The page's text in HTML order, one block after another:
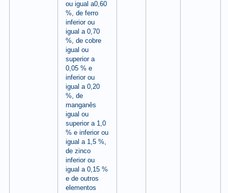
ou igual a0,60
%, de ferro
inferior ou
igual a 0,70
%, de cobre
igual ou
superior a
0,05 % e
inferior ou
igual a 0,20
%, de
manganês
igual ou
superior a 1,0
% e inferior ou
igual a 1,5 %,
de zinco
inferior ou
igual a 0,15 %
e de outros
elementos